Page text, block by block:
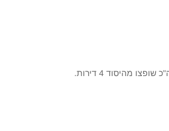
מהיסוד 4 דירות.